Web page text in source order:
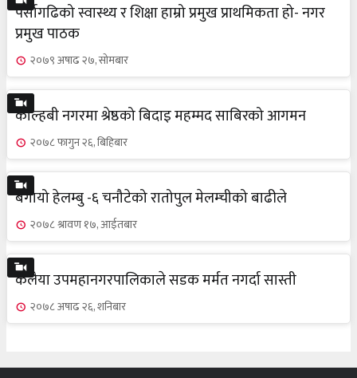
पर्सागढिको स्वास्थ्य र शिक्षा हाम्रो प्रमुख प्राथमिकता हो- नगर
प्रमुख पाठक
२०७९ अषाढ २७, सोमबार
कोल्हबी नगरमा श्रेष्ठको बिदाइ महम्मद साबिरको आगमन
२०७८ फागुन २६, बिहिबार
बगायो हेलम्बु -६ चनौटेको रातोपुल मेलम्चीको बाढीले
२०७८ श्रावण १७, आईतबार
कलैया उपमहानगरपालिकाले सडक मर्मत नगर्दा सास्ती
२०७८ अषाढ २६, शनिबार